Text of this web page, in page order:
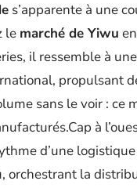
s’apparente à une
le marché de Yiwu
il ressemble à
propulsant
sans le voir : ce
à
d’une
orchestrant la